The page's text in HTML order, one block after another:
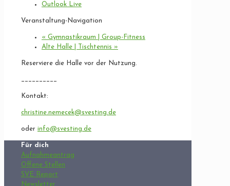
Outlook Live
Veranstaltung-Navigation
« Gymnastikraum | Group-Fitness
Alte Halle | Tischtennis »
Reserviere die Halle vor der Nutzung.
__________
Kontakt:
christine.nemecek@svesting.de
oder info@svesting.de
Für dich
Aufnahmeantrag
Offene Stellen
SVE Report
Newsletter